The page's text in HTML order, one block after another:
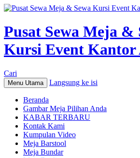
Pusat Sewa Meja &
Kursi Event Kantor
Cari
Menu Utama Langsung ke isi
Beranda
Gambar Meja Pilihan Anda
KABAR TERBARU
Kontak Kami
Kumpulan Video
Meja Barstool
Meja Bundar